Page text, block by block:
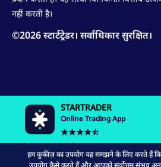
नहीं करती है।
©2026स्टार्टट्रेडर। सर्वाधिकार सुरक्षित।
हम कुकीज़ का उपयोग यह समझने के लिए करते हैं
उपयोग कैसे करते हैं और आपको सर्वोत्तम संभव
STARTRADER
Online Trading App